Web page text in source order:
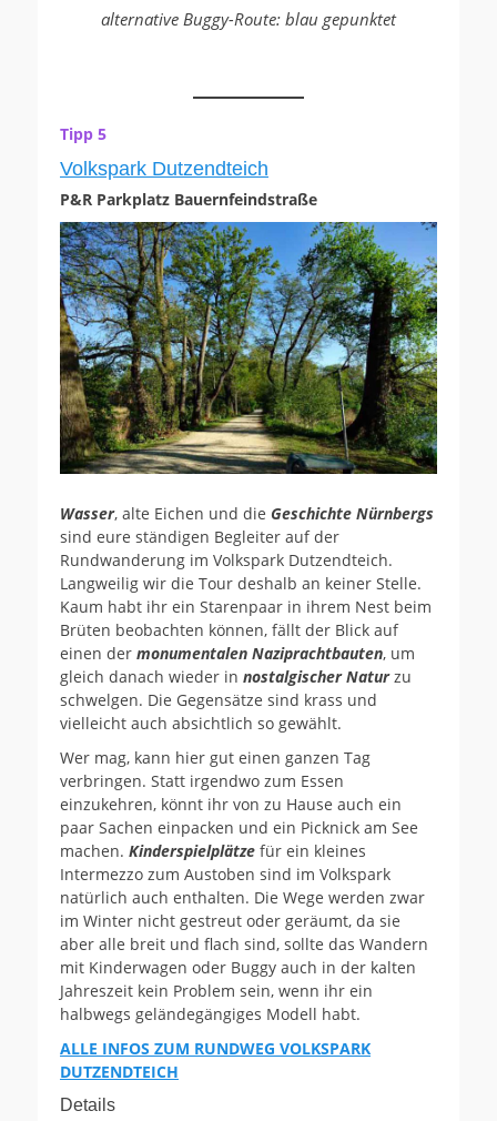
alternative Buggy-Route: blau gepunktet
Tipp 5
Volkspark Dutzendteich
P&R Parkplatz Bauernfeindstraße
Wasser, alte Eichen und die Geschichte Nürnbergs
sind eure ständigen Begleiter auf der
Rundwanderung im Volkspark Dutzendteich.
Langweilig wir die Tour deshalb an keiner Stelle.
Kaum habt ihr ein Starenpaar in ihrem Nest beim
Brüten beobachten können, fällt der Blick auf
einen der monumentalen Naziprachtbauten, um
gleich danach wieder in nostalgischer Naturzu
schwelgen. Die Gegensätze sind krass und
vielleicht auch absichtlich so gewählt.
Wer mag, kann hier gut einen ganzen Tag
verbringen. Statt irgendwo zum Essen
einzukehren, könnt ihr von zu Hause auch ein
paar Sachen einpacken und ein Picknick am See
machen. Kinderspielplätze für ein kleines
Intermezzo zum Austoben sind im Volkspark
natürlich auch enthalten. Die Wege werden zwar
im Winter nicht gestreut oder geräumt, da sie
aber alle breit und flach sind, sollte das Wandern
mit Kinderwagen oder Buggy auch in der kalten
Jahreszeit kein Problem sein, wenn ihr ein
halbwegs geländegängiges Modell habt.
ALLE INFOS ZUM RUNDWEG VOLKSPARK
DUTZENDTEICH
Details